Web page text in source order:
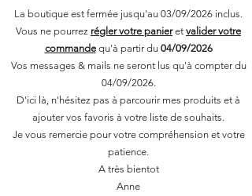
La boutique est fermée jusqu'au 03/09/2026 inclus.
Vous ne pourrez régler votre panieret valider votre
commandequ'à partir du 04/09/2026
Vos messages & mails ne seront lus qu'à compter du
04/09/2026.
D'ici là, n'hésitez pas à parcourir mes produits et à
ajouter vos favoris à votre liste de souhaits.​
Je vous remercie pour votre compréhension et votre
patience.
A très bientot
Anne